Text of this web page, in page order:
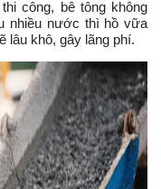
công, bê tông không
nhiều nước thì hồ vữa
lâu khô, gây lãng phí.